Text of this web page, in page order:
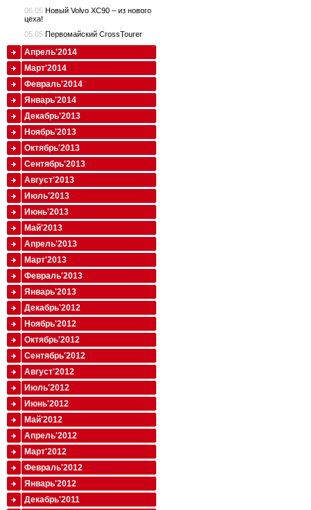
06.05 Новый Volvo XC90 – из нового
цеха!
05.05 Первомайский CrossTourer
Апрель'2014
Март'2014
Февраль'2014
Январь'2014
Декабрь'2013
Ноябрь'2013
Октябрь'2013
Сентябрь'2013
Август'2013
Июль'2013
Июнь'2013
Май'2013
Апрель'2013
Март'2013
Февраль'2013
Январь'2013
Декабрь'2012
Ноябрь'2012
Октябрь'2012
Сентябрь'2012
Август'2012
Июль'2012
Июнь'2012
Май'2012
Апрель'2012
Март'2012
Февраль'2012
Январь'2012
Декабрь'2011